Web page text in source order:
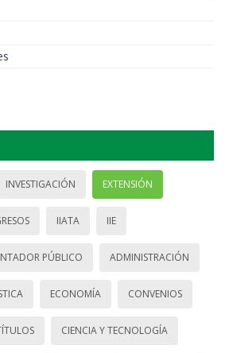
INVESTIGACIÓN EXTENSIÓN
IIATA IIE
PÚBLICO ADMINISTRACIÓN
ECONOMÍA CONVENIOS
CIENCIA Y TECNOLOGÍA